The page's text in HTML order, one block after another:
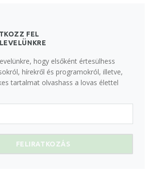
FEL
hogy elsőként értesülhess
hírekről és programokról, illetve,
tartalmat olvashass a lovas élettel